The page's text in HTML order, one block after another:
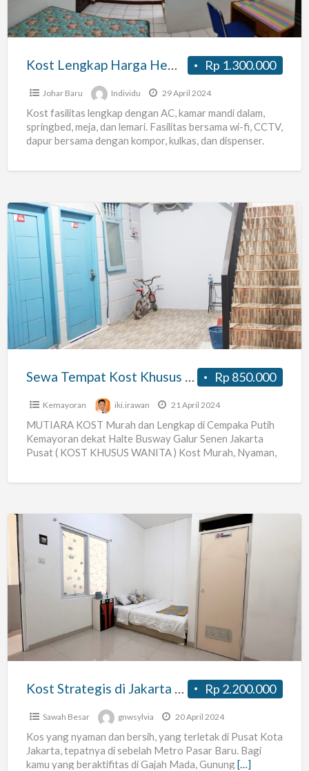
Jakarta
Pusat
Rp 1.300.000
Kost Lengkap Harga Hemat di Jakarta Pusat
Johar Baru Individu 29 April 2024
Kost fasilitas lengkap dengan AC, kamar mandi dalam,
springbed, meja, dan lemari. Fasilitas bersama wi-fi, CCTV,
dapur bersama dengan kompor, kulkas, dan dispenser.
Sewa
Tempat
Kost
Khusus
Putri
di
Cempaka
Kemayoran
Jakarta
Pusat
Rp 850.000
Sewa Tempat Kost Khusus Putri di Cempaka Putih Kemayoran Jakarta Pusat
Kemayoran iki.irawan 21 April 2024
MUTIARA KOST Murah dan Lengkap di Cempaka Putih
Kemayoran dekat Halte Busway Galur Senen Jakarta
Pusat ( KOST KHUSUS WANITA ) Kost Murah, Nyaman,
Kost
Strategis
di
Jakarta
Pusat
Fasilitas
Lengkap
Rp 2.200.000
Kost Strategis di Jakarta Pusat Fasilitas Lengkap
Sawah Besar gnwsylvia 20 April 2024
Kos yang nyaman dan bersih, yang terletak di Pusat Kota
Jakarta, tepatnya di sebelah Metro Pasar Baru. Bagi
kamu yang beraktifitas di Gajah Mada, Gunung[…]